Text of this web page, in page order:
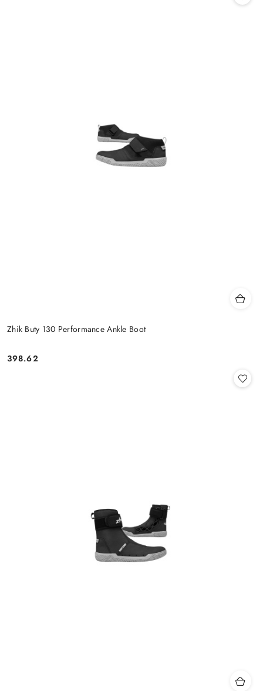
Zhik Buty 130 Performance Ankle Boot
Cena:
398.62